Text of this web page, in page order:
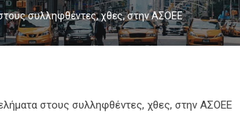
συλληφθέντες, χθες, στην ΑΣΟΕΕ